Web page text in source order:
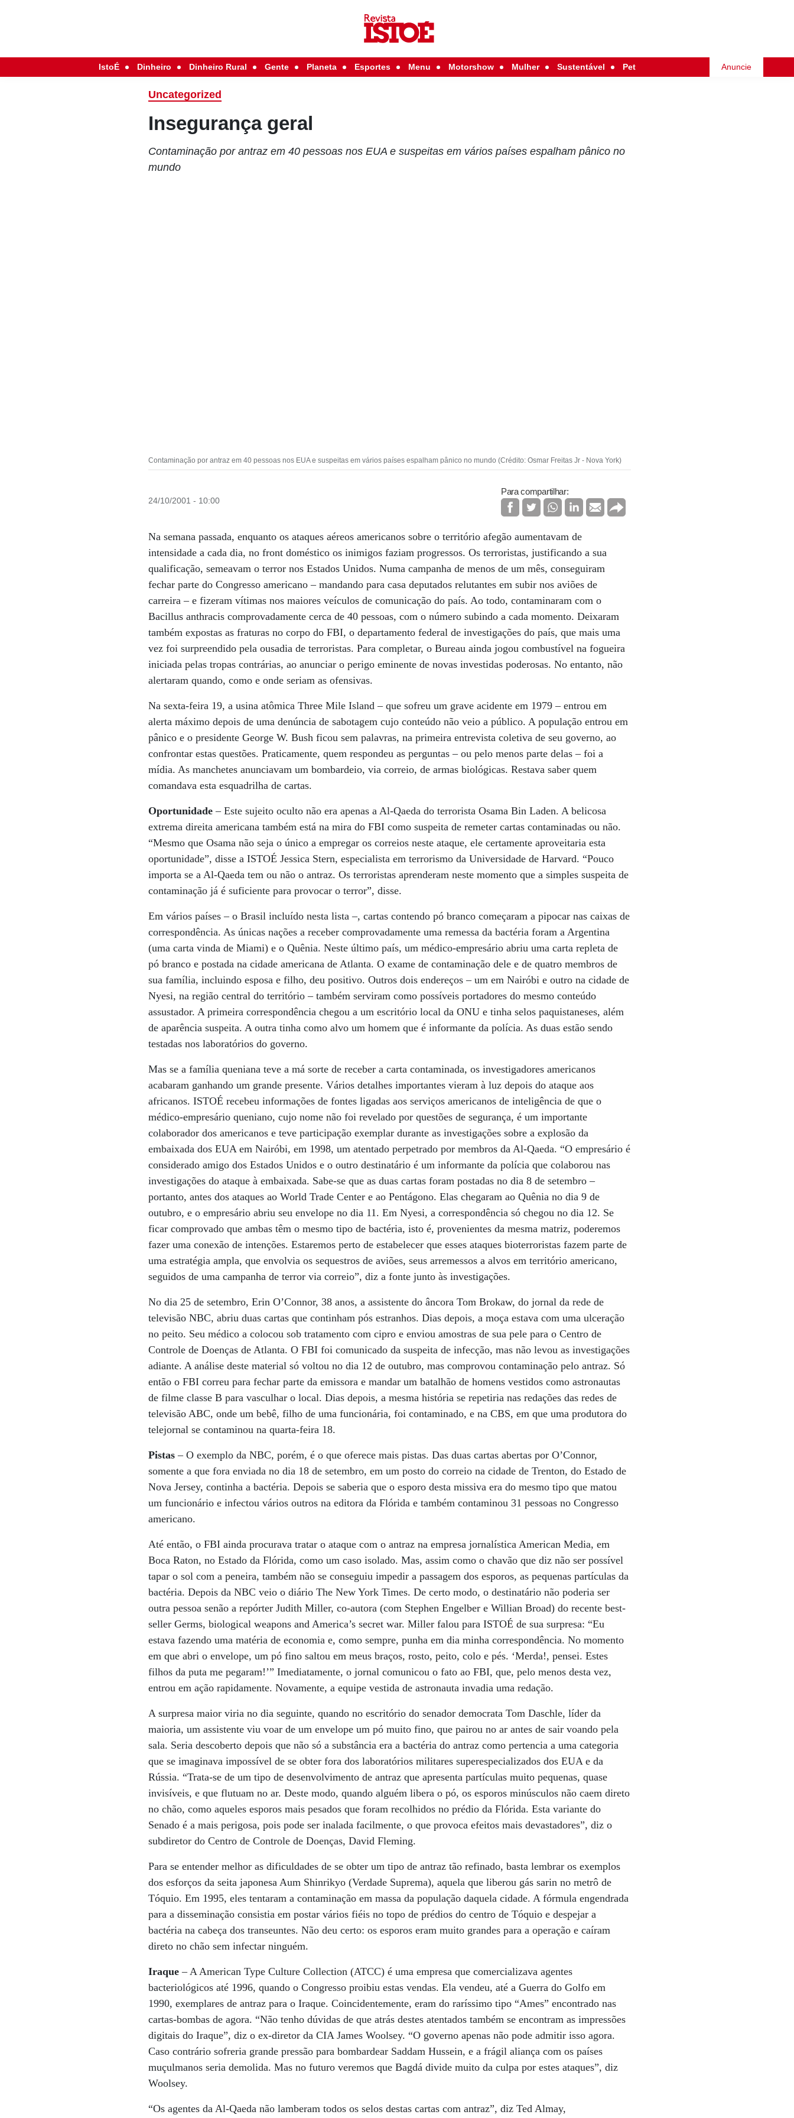
IstoÉ Dinheiro Dinheiro Rural Gente Planeta Esportes Menu Motorshow Mulher Sustentável Pet Anuncie
Uncategorized
Insegurança geral
Contaminação por antraz em 40 pessoas nos EUA e suspeitas em vários países espalham pânico no
mundo
Contaminação por antraz em 40 pessoas nos EUA e suspeitas em vários países espalham pânico no mundo (Crédito: Osmar Freitas Jr - Nova York)
24/10/2001 - 10:00
Para compartilhar:
Na semana passada, enquanto os ataques aéreos americanos sobre o território afegão aumentavam de
intensidade a cada dia, no front doméstico os inimigos faziam progressos. Os terroristas, justificando a sua
qualificação, semeavam o terror nos Estados Unidos. Numa campanha de menos de um mês, conseguiram
fechar parte do Congresso americano – mandando para casa deputados relutantes em subir nos aviões de
carreira – e fizeram vítimas nos maiores veículos de comunicação do país. Ao todo, contaminaram com o
Bacillus anthracis comprovadamente cerca de 40 pessoas, com o número subindo a cada momento. Deixaram
também expostas as fraturas no corpo do FBI, o departamento federal de investigações do país, que mais uma
vez foi surpreendido pela ousadia de terroristas. Para completar, o Bureau ainda jogou combustível na fogueira
iniciada pelas tropas contrárias, ao anunciar o perigo eminente de novas investidas poderosas. No entanto, não
alertaram quando, como e onde seriam as ofensivas.
Na sexta-feira 19, a usina atômica Three Mile Island – que sofreu um grave acidente em 1979 – entrou em
alerta máximo depois de uma denúncia de sabotagem cujo conteúdo não veio a público. A população entrou em
pânico e o presidente George W. Bush ficou sem palavras, na primeira entrevista coletiva de seu governo, ao
confrontar estas questões. Praticamente, quem respondeu as perguntas – ou pelo menos parte delas – foi a
mídia. As manchetes anunciavam um bombardeio, via correio, de armas biológicas. Restava saber quem
comandava esta esquadrilha de cartas.
Oportunidade – Este sujeito oculto não era apenas a Al-Qaeda do terrorista Osama Bin Laden. A belicosa
extrema direita americana também está na mira do FBI como suspeita de remeter cartas contaminadas ou não.
“Mesmo que Osama não seja o único a empregar os correios neste ataque, ele certamente aproveitaria esta
oportunidade”, disse a ISTOÉ Jessica Stern, especialista em terrorismo da Universidade de Harvard. “Pouco
importa se a Al-Qaeda tem ou não o antraz. Os terroristas aprenderam neste momento que a simples suspeita de
contaminação já é suficiente para provocar o terror”, disse.
Em vários países – o Brasil incluído nesta lista –, cartas contendo pó branco começaram a pipocar nas caixas de
correspondência. As únicas nações a receber comprovadamente uma remessa da bactéria foram a Argentina
(uma carta vinda de Miami) e o Quênia. Neste último país, um médico-empresário abriu uma carta repleta de
pó branco e postada na cidade americana de Atlanta. O exame de contaminação dele e de quatro membros de
sua família, incluindo esposa e filho, deu positivo. Outros dois endereços – um em Nairóbi e outro na cidade de
Nyesi, na região central do território – também serviram como possíveis portadores do mesmo conteúdo
assustador. A primeira correspondência chegou a um escritório local da ONU e tinha selos paquistaneses, além
de aparência suspeita. A outra tinha como alvo um homem que é informante da polícia. As duas estão sendo
testadas nos laboratórios do governo.
Mas se a família queniana teve a má sorte de receber a carta contaminada, os investigadores americanos
acabaram ganhando um grande presente. Vários detalhes importantes vieram à luz depois do ataque aos
africanos. ISTOÉ recebeu informações de fontes ligadas aos serviços americanos de inteligência de que o
médico-empresário queniano, cujo nome não foi revelado por questões de segurança, é um importante
colaborador dos americanos e teve participação exemplar durante as investigações sobre a explosão da
embaixada dos EUA em Nairóbi, em 1998, um atentado perpetrado por membros da Al-Qaeda. “O empresário é
considerado amigo dos Estados Unidos e o outro destinatário é um informante da polícia que colaborou nas
investigações do ataque à embaixada. Sabe-se que as duas cartas foram postadas no dia 8 de setembro –
portanto, antes dos ataques ao World Trade Center e ao Pentágono. Elas chegaram ao Quênia no dia 9 de
outubro, e o empresário abriu seu envelope no dia 11. Em Nyesi, a correspondência só chegou no dia 12. Se
ficar comprovado que ambas têm o mesmo tipo de bactéria, isto é, provenientes da mesma matriz, poderemos
fazer uma conexão de intenções. Estaremos perto de estabelecer que esses ataques bioterroristas fazem parte de
uma estratégia ampla, que envolvia os sequestros de aviões, seus arremessos a alvos em território americano,
seguidos de uma campanha de terror via correio”, diz a fonte junto às investigações.
No dia 25 de setembro, Erin O’Connor, 38 anos, a assistente do âncora Tom Brokaw, do jornal da rede de
televisão NBC, abriu duas cartas que continham pós estranhos. Dias depois, a moça estava com uma ulceração
no peito. Seu médico a colocou sob tratamento com cipro e enviou amostras de sua pele para o Centro de
Controle de Doenças de Atlanta. O FBI foi comunicado da suspeita de infecção, mas não levou as investigações
adiante. A análise deste material só voltou no dia 12 de outubro, mas comprovou contaminação pelo antraz. Só
então o FBI correu para fechar parte da emissora e mandar um batalhão de homens vestidos como astronautas
de filme classe B para vasculhar o local. Dias depois, a mesma história se repetiria nas redações das redes de
televisão ABC, onde um bebê, filho de uma funcionária, foi contaminado, e na CBS, em que uma produtora do
telejornal se contaminou na quarta-feira 18.
Pistas – O exemplo da NBC, porém, é o que oferece mais pistas. Das duas cartas abertas por O’Connor,
somente a que fora enviada no dia 18 de setembro, em um posto do correio na cidade de Trenton, do Estado de
Nova Jersey, continha a bactéria. Depois se saberia que o esporo desta missiva era do mesmo tipo que matou
um funcionário e infectou vários outros na editora da Flórida e também contaminou 31 pessoas no Congresso
americano.
Até então, o FBI ainda procurava tratar o ataque com o antraz na empresa jornalística American Media, em
Boca Raton, no Estado da Flórida, como um caso isolado. Mas, assim como o chavão que diz não ser possível
tapar o sol com a peneira, também não se conseguiu impedir a passagem dos esporos, as pequenas partículas da
bactéria. Depois da NBC veio o diário The New York Times. De certo modo, o destinatário não poderia ser
outra pessoa senão a repórter Judith Miller, co-autora (com Stephen Engelber e Willian Broad) do recente best-
seller Germs, biological weapons and America’s secret war. Miller falou para ISTOÉ de sua surpresa: “Eu
estava fazendo uma matéria de economia e, como sempre, punha em dia minha correspondência. No momento
em que abri o envelope, um pó fino saltou em meus braços, rosto, peito, colo e pés. ‘Merda!, pensei. Estes
filhos da puta me pegaram!’” Imediatamente, o jornal comunicou o fato ao FBI, que, pelo menos desta vez,
entrou em ação rapidamente. Novamente, a equipe vestida de astronauta invadia uma redação.
A surpresa maior viria no dia seguinte, quando no escritório do senador democrata Tom Daschle, líder da
maioria, um assistente viu voar de um envelope um pó muito fino, que pairou no ar antes de sair voando pela
sala. Seria descoberto depois que não só a substância era a bactéria do antraz como pertencia a uma categoria
que se imaginava impossível de se obter fora dos laboratórios militares superespecializados dos EUA e da
Rússia. “Trata-se de um tipo de desenvolvimento de antraz que apresenta partículas muito pequenas, quase
invisíveis, e que flutuam no ar. Deste modo, quando alguém libera o pó, os esporos minúsculos não caem direto
no chão, como aqueles esporos mais pesados que foram recolhidos no prédio da Flórida. Esta variante do
Senado é a mais perigosa, pois pode ser inalada facilmente, o que provoca efeitos mais devastadores”, diz o
subdiretor do Centro de Controle de Doenças, David Fleming.
Para se entender melhor as dificuldades de se obter um tipo de antraz tão refinado, basta lembrar os exemplos
dos esforços da seita japonesa Aum Shinrikyo (Verdade Suprema), aquela que liberou gás sarin no metrô de
Tóquio. Em 1995, eles tentaram a contaminação em massa da população daquela cidade. A fórmula engendrada
para a disseminação consistia em postar vários fiéis no topo de prédios do centro de Tóquio e despejar a
bactéria na cabeça dos transeuntes. Não deu certo: os esporos eram muito grandes para a operação e caíram
direto no chão sem infectar ninguém.
Iraque – A American Type Culture Collection (ATCC) é uma empresa que comercializava agentes
bacteriológicos até 1996, quando o Congresso proibiu estas vendas. Ela vendeu, até a Guerra do Golfo em
1990, exemplares de antraz para o Iraque. Coincidentemente, eram do raríssimo tipo “Ames” encontrado nas
cartas-bombas de agora. “Não tenho dúvidas de que atrás destes atentados também se encontram as impressões
digitais do Iraque”, diz o ex-diretor da CIA James Woolsey. “O governo apenas não pode admitir isso agora.
Caso contrário sofreria grande pressão para bombardear Saddam Hussein, e a frágil aliança com os países
muçulmanos seria demolida. Mas no futuro veremos que Bagdá divide muito da culpa por estes ataques”, diz
Woolsey.
“Os agentes da Al-Qaeda não lamberam todos os selos destas cartas com antraz”, diz Ted Almay,